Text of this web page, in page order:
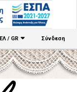
Σύνδεση
ΕΛ / GR